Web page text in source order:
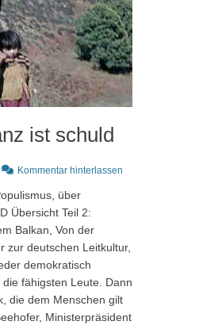
ist schuld
Kommentar hinterlassen
über
Übersicht Teil 2:
Balkan, Von der
zur deutschen Leitkultur,
demokratisch
fähigsten Leute. Dann
die dem Menschen gilt
Ministerpräsident